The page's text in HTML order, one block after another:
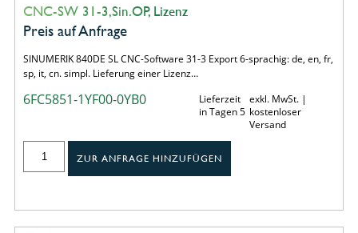
CNC-SW 31-3,Sin.OP, Lizenz
Preis auf Anfrage
SINUMERIK 840DE SL CNC-Software 31-3 Export 6-sprachig: de, en, fr,
sp, it, cn. simpl. Lieferung einer Lizenz…
6FC5851-1YF00-0YB0
Lieferzeit
in Tagen 5
exkl. MwSt. |
kostenloser
Versand
ZUR ANFRAGE HINZUFÜGEN